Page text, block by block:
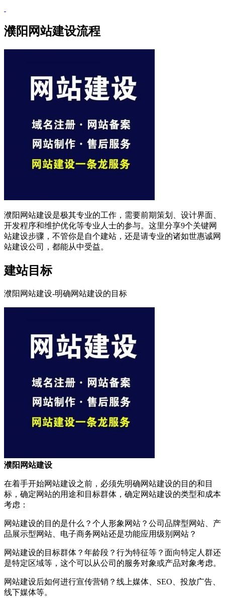
濮阳网站建设流程
濮阳网站建设是极其专业的工作，需要前期策划、设计界面、
开发程序和维护优化等专业人士的参与。这里分享9个关键网
站建设步骤，不管你是自个建站，还是请专业的诸如世惠诚网
站建设公司，都能从中受益。
建站目标
濮阳网站建设-明确网站建设的目标
濮阳网站建设
在着手开始网站建设之前，必须先明确网站建设的目的和目
标，确定网站的用途和目标群体，确定网站建设的类型和成本
考虑：
网站建设的目的是什么？个人形象网站？公司品牌型网站、产
品展示型网站、电子商务网站还是功能应用级别网站？
网站建设的目标群体？年龄段？行为特征等？面向特定人群还
是特定区域等，这个可以从公司的服务对象或产品对象考虑。
网站建设后如何进行宣传营销？线上媒体、SEO、投放广告、
线下媒体等。